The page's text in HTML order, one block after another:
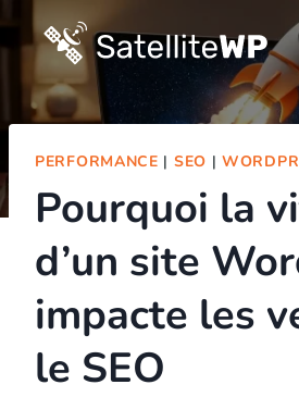
to
content
PERFORMANCE | SEO |
Pourquoi la
d’un site
impacte les
le SEO